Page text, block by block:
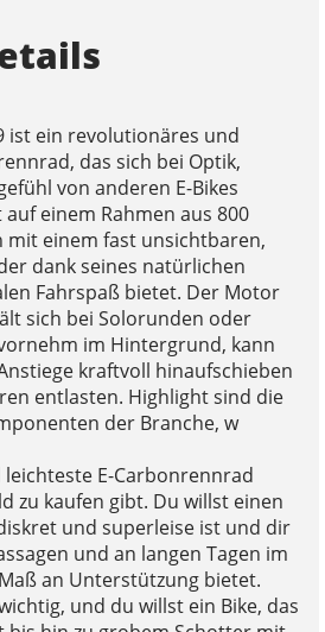
ist ein revolutionäres und
das sich bei Optik,
von anderen E-Bikes
einem Rahmen aus 800
mit einem fast unsichtbaren,
dank seines natürlichen
Fahrspaß bietet. Der Motor
sich bei Solorunden oder
im Hintergrund, kann
kraftvoll hinaufschieben
entlasten. Highlight sind die
der Branche, w
E-Carbonrennrad
zu kaufen gibt. Du willst einen
und superleise ist und dir
und an langen Tagen im
an Unterstützung bietet.
und du willst ein Bike, das